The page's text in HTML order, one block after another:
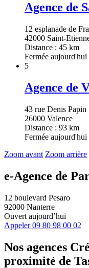
Agence de
12 esplanade de
42000 Saint-
Distance : 45 km
Fermée aujourd'hui
5
Agence de
43 rue Denis Papin
26000 Valence
Distance : 93 km
Fermée aujourd'hui
Zoom avant Zoom arrière
e-Agence de
12 boulevard Pesaro
92000 Nanterre
Ouvert aujourd’hui
Appeler 09 80 98 00 02
Nos agences
proximité de